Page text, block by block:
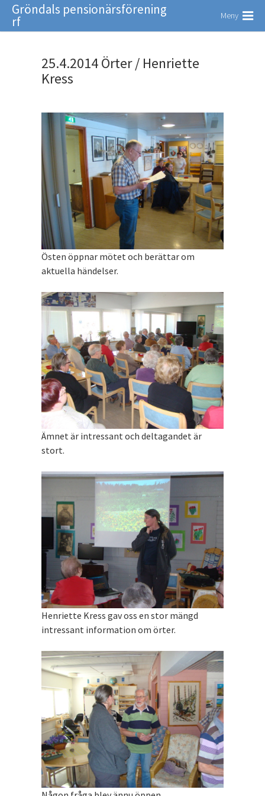
Gröndals pensionärsförening
rf Meny
25.4.2014 Örter / Henriette
Kress
Östen öppnar mötet och berättar om
aktuella händelser.
Ämnet är intressant och deltagandet är
stort.
Henriette Kress gav oss en stor mängd
intressant information om örter.